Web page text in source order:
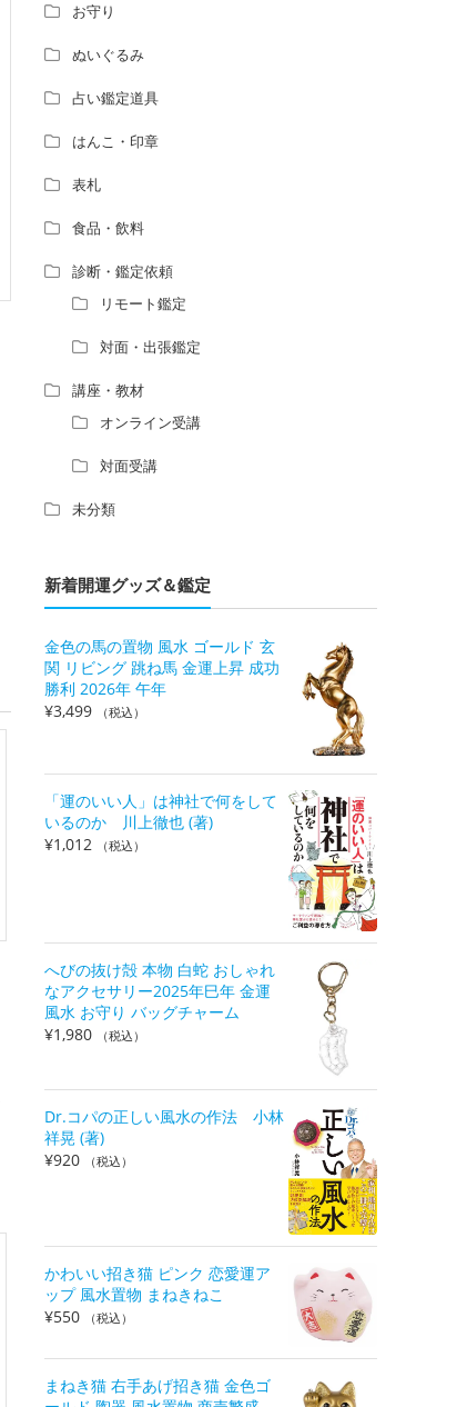
お守り
ぬいぐるみ
占い鑑定道具
はんこ・印章
表札
食品・飲料
診断・鑑定依頼
リモート鑑定
対面・出張鑑定
講座・教材
オンライン受講
対面受講
未分類
新着開運グッズ＆鑑定
金色の馬の置物 風水 ゴールド 玄
関 リビング 跳ね馬 金運上昇 成功
勝利 2026年 午年
¥3,499 （税込）
「運のいい人」は神社で何をして
いるのか 川上徹也 (著)
¥1,012 （税込）
へびの抜け殻 本物 白蛇 おしゃれ
なアクセサリー2025年巳年 金運
風水 お守り バッグチャーム
¥1,980 （税込）
Dr.コパの正しい風水の作法 小林
祥晃 (著)
¥920 （税込）
かわいい招き猫 ピンク 恋愛運ア
ップ 風水置物 まねきねこ
¥550 （税込）
まねき猫 右手あげ招き猫 金色ゴ